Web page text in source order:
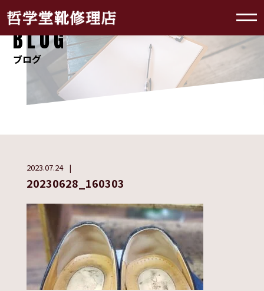
BLOG
ブログ
2023.07.24
20230628_160303